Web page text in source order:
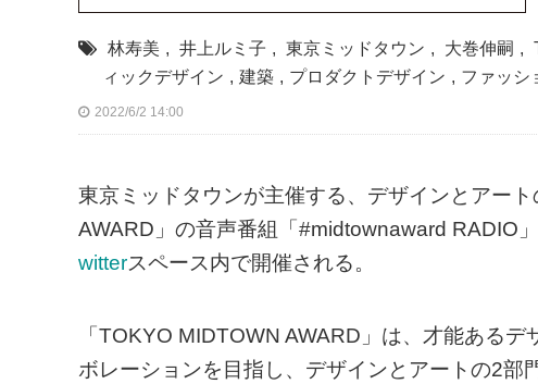
林寿美 , 井上ルミ子 , 東京ミッドタウン , 大巻伸嗣 ,
ィックデザイン , 建築 , プロダクトデザイン , ファッシ
2022/6/2 14:00
東京ミッドタウンが主催する、デザインとアー
AWARD」の音声番組「#midtownaward RADIO
witterスペース内で開催される。
「TOKYO MIDTOWN AWARD」は、才能ある
ボレーションを目指し、デザインとアートの2部